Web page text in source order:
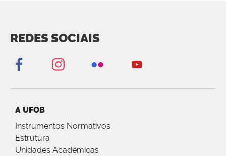
REDES SOCIAIS
A UFOB
Instrumentos Normativos
Estrutura
Unidades Acadêmicas